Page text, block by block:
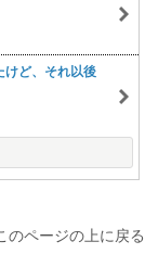
けど、それ以後
のページの上に戻る